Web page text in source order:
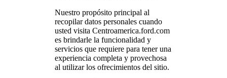
Nuestro propósito principal al
recopilar datos personales cuando
usted visita Centroamerica.ford.com
es brindarle la funcionalidad y
servicios que requiere para tener una
experiencia completa y provechosa
al utilizar los ofrecimientos del sitio.